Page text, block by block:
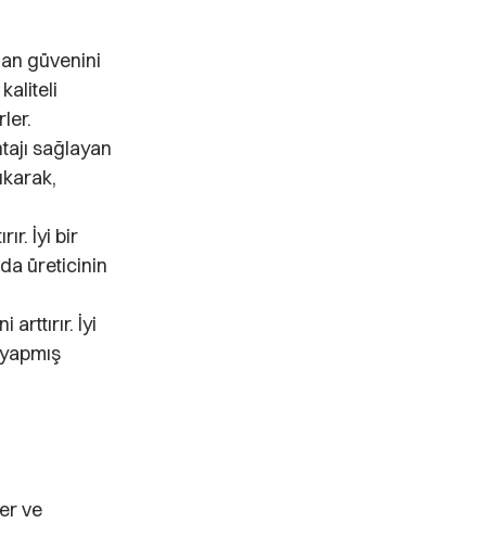
güvenini
sağlayan
İyi bir
üreticinin
arttırır. İyi
ve